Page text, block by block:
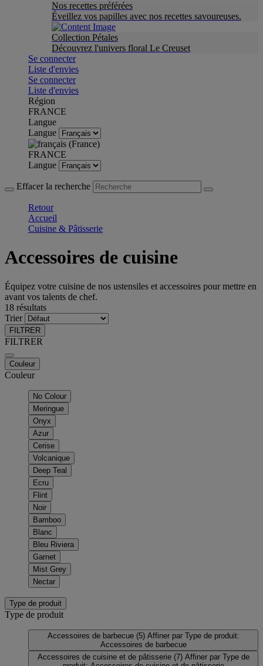
Nos recettes préférées
Éveillez vos papilles avec nos recettes savoureuses.
Collection Pétales
Découvrez l'univers floral Le Creuset
Se connecter
Liste d'envies
Se connecter
Liste d'envies
Région
FRANCE
Langue
Langue
FRANCE
Langue
Effacer la recherche
Retour
Accueil
Cuisine & Pâtisserie
Accessoires de cuisine
Équipez votre cuisine de nos ustensiles et accessoires pour mettre en
avant vos talents de chef.
18 résultats
Trier
FILTRER
FILTRER
Couleur
Couleur
No Colour
Meringue
Onyx
Azur
Cerise
Volcanique
Deep Teal
Ecru
Flint
Noir
Bamboo
Blanc
Bleu Riviera
Garnet
Mist Grey
Nectar
Type de produit
Type de produit
Accessoires de barbecue (5) Affiner par Type de produit:
Accessoires de barbecue
Accessoires de cuisine et de pâtisserie (7) Affiner par Type de